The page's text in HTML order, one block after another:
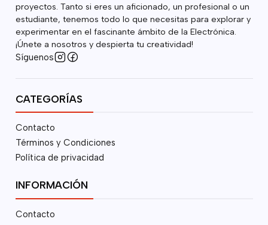
proyectos. Tanto si eres un aficionado, un profesional o un
estudiante, tenemos todo lo que necesitas para explorar y
experimentar en el fascinante ámbito de la Electrónica.
¡Únete a nosotros y despierta tu creatividad!
Síguenos
CATEGORÍAS
Contacto
Términos y Condiciones
Política de privacidad
INFORMACIÓN
Contacto